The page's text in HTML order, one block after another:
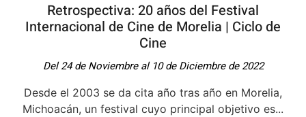
Retrospectiva: 20 años del Festival
Internacional de Cine de Morelia | Ciclo de
Cine
Del 24 de Noviembre al 10 de Diciembre de 2022
Desde el 2003 se da cita año tras año en Morelia,
Michoacán, un festival cuyo principal objetivo es...